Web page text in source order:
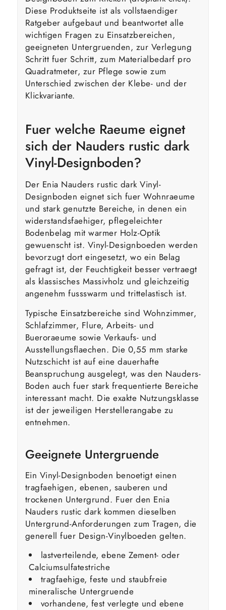
Diese Produktseite ist als vollstaendiger
Ratgeber aufgebaut und beantwortet alle
wichtigen Fragen zu Einsatzbereichen,
geeigneten Untergruenden, zur Verlegung
Schritt fuer Schritt, zum Materialbedarf pro
Quadratmeter, zur Pflege sowie zum
Unterschied zwischen der Klebe- und der
Klickvariante.
Fuer welche Raeume eignet
sich der Nauders rustic dark
Vinyl-Designboden?
Der Enia Nauders rustic dark Vinyl-
Designboden eignet sich fuer Wohnraeume
und stark genutzte Bereiche, in denen ein
widerstandsfaehiger, pflegeleichter
Bodenbelag mit warmer Holz-Optik
gewuenscht ist. Vinyl-Designboeden werden
bevorzugt dort eingesetzt, wo ein Belag
gefragt ist, der Feuchtigkeit besser vertraegt
als klassisches Massivholz und gleichzeitig
angenehm fussswarm und trittelastisch ist.
Typische Einsatzbereiche sind Wohnzimmer,
Schlafzimmer, Flure, Arbeits- und
Bueroraeume sowie Verkaufs- und
Ausstellungsflaechen. Die 0,55 mm starke
Nutzschicht ist auf eine dauerhafte
Beanspruchung ausgelegt, was den Nauders-
Boden auch fuer stark frequentierte Bereiche
interessant macht. Die exakte Nutzungsklasse
ist der jeweiligen Herstellerangabe zu
entnehmen.
Geeignete Untergruende
Ein Vinyl-Designboden benoetigt einen
tragfaehigen, ebenen, sauberen und
trockenen Untergrund. Fuer den Enia
Nauders rustic dark kommen dieselben
Untergrund-Anforderungen zum Tragen, die
generell fuer Design-Vinylboeden gelten.
lastverteilende, ebene Zement- oder
Calciumsulfatestriche
tragfaehige, feste und staubfreie
mineralische Untergruende
vorhandene, fest verlegte und ebene